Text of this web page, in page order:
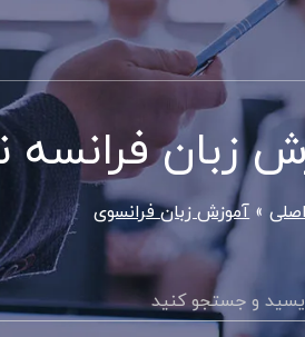
زبان
آموزش زبان فرانسوی
جستجو